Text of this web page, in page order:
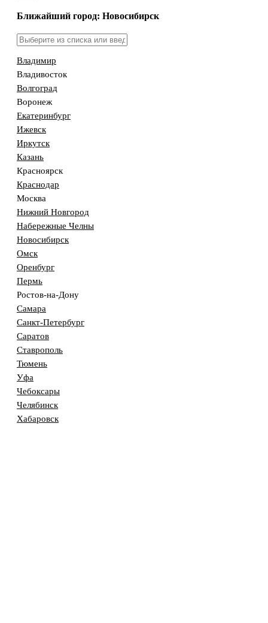
Ближайший город: Новосибирск
Владимир
Владивосток
Волгоград
Воронеж
Екатеринбург
Ижевск
Иркутск
Казань
Красноярск
Краснодар
Москва
Нижний Новгород
Набережные Челны
Новосибирск
Омск
Оренбург
Пермь
Ростов-на-Дону
Самара
Санкт-Петербург
Саратов
Ставрополь
Тюмень
Уфа
Чебоксары
Челябинск
Хабаровск